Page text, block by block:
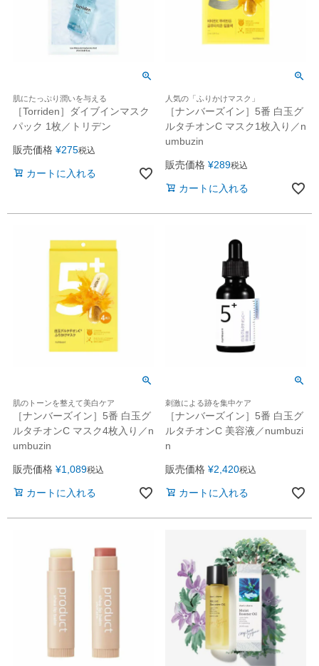
肌にたっぷり潤いを与える
［Torriden］ダイブインマスク
パック 1枚／トリデン
販売価格 ¥275税込
カートに入れる
人気の「ふりかけマスク」
［ナンバーズイン］5番 白玉グ
ルタチオンC マスク1枚入り／n
umbuzin
販売価格 ¥289税込
カートに入れる
肌のトーンを整えて美白ケア
［ナンバーズイン］5番 白玉グ
ルタチオンC マスク4枚入り／n
umbuzin
販売価格 ¥1,089税込
カートに入れる
刺激による跡を集中ケア
［ナンバーズイン］5番 白玉グ
ルタチオンC 美容液／numbuzi
n
販売価格 ¥2,420税込
カートに入れる